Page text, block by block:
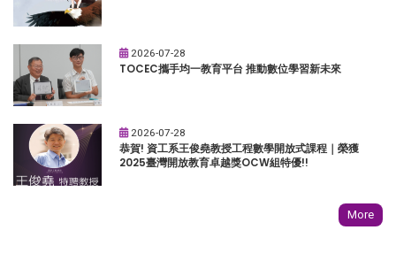
2026-07-28
TOCEC攜手均一教育平台 推動數位學習新未來
2026-07-28
恭賀! 資工系王俊堯教授工程數學開放式課程｜榮獲
2025臺灣開放教育卓越獎OCW組特優!!
More